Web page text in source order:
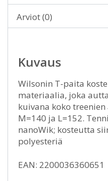
Arviot (0)
Kuvaus
Wilsonin T-paita
materiaalia, joka
kuivana koko treenien
M=140 ja L=152.
nanoWik; kosteutta
polyesteriä
EAN: 2200036360651